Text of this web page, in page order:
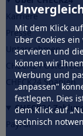
Mit dem Klick
über Cookies
servieren und
können wir
Werbung und
„anpassen”
festlegen. Dies
dem Klick auf
technisch
Karriere
Presse
Unternehmen
CHECK24 Österreich
CHECK24 Spanien
CHECK24
PayPal